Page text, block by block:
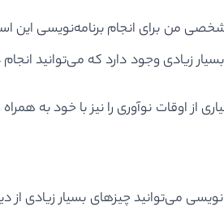
من برای انجام برنامه‌نویسی این
زیادی وجود دارد که می‌توانید
از اوقات نوآوری را نیز با خود به
می‌توانید چیزهای بسیار زیادی از